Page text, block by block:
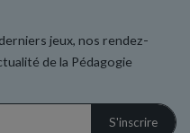
jeux, nos rendez-
de la Pédagogie